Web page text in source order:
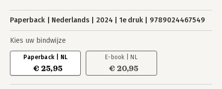
Paperback Nederlands 2024 1e druk 9789024467549
Kies uw bindwijze
Paperback | NL
€ 25,95
E-book | NL
€ 20,95